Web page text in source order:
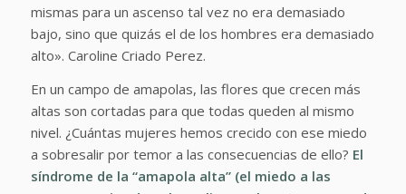
mismas para un ascenso tal vez no era demasiado
bajo, sino que quizás el de los hombres era demasiado
alto». Caroline Criado Perez.
En un campo de amapolas, las flores que crecen más
altas son cortadas para que todas queden al mismo
nivel. ¿Cuántas mujeres hemos crecido con ese miedo
a sobresalir por temor a las consecuencias de ello? El
síndrome de la “amapola alta” (el miedo a las